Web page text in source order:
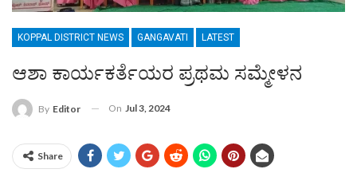
KOPPAL DISTRICT NEWS GANGAVATI LATEST
ಆಶಾ ಕಾರ್ಯಕರ್ತೆಯರ ಪ್ರಥಮ ಸಮ್ಮೇಳನ
By Editor On Jul 3, 2024
Share